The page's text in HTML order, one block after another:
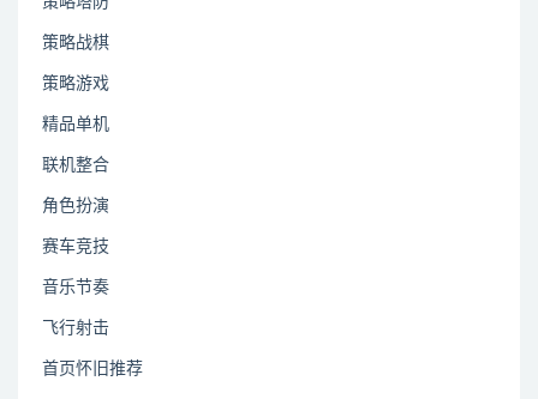
策略战棋
策略游戏
精品单机
联机整合
角色扮演
赛车竞技
音乐节奏
飞行射击
首页怀旧推荐